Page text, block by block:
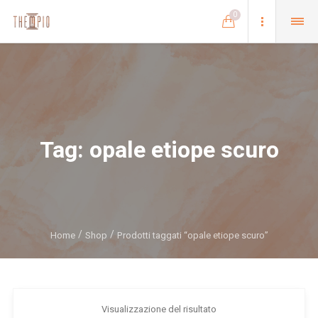
0
Tag: opale etiope scuro
Home Shop Prodotti taggati “opale etiope scuro”
Visualizzazione del risultato